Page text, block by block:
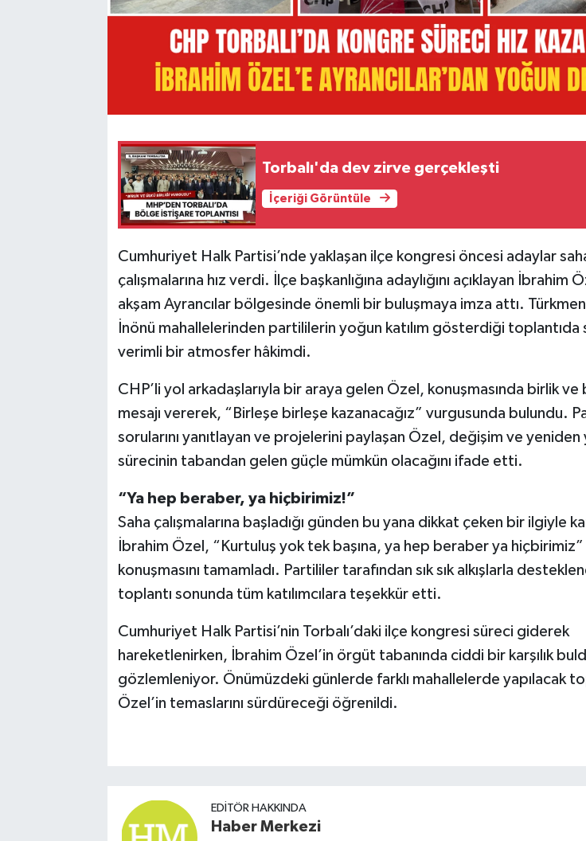
Torbalı'da dev zirve gerçekleşti
İçeriği Görüntüle
Cumhuriyet Halk Partisi’nde yaklaşan ilçe kongresi öncesi adaylar
çalışmalarına hız verdi. İlçe başkanlığına adaylığını açıklayan İbrahim
akşam Ayrancılar bölgesinde önemli bir buluşmaya imza attı.
İnönü mahallelerinden partililerin yoğun katılım gösterdiği toplantıda
verimli bir atmosfer hâkimdi.
CHP’li yol arkadaşlarıyla bir araya gelen Özel, konuşmasında birlik
mesajı vererek, “Birleşe birleşe kazanacağız” vurgusunda bulundu.
sorularını yanıtlayan ve projelerini paylaşan Özel, değişim ve yeniden
sürecinin tabandan gelen güçle mümkün olacağını ifade etti.
“Ya hep beraber, ya hiçbirimiz!”
Saha çalışmalarına başladığı günden bu yana dikkat çeken bir ilgiyle
İbrahim Özel, “Kurtuluş yok tek başına, ya hep beraber ya
konuşmasını tamamladı. Partililer tarafından sık sık alkışlarla
toplantı sonunda tüm katılımcılara teşekkür etti.
Cumhuriyet Halk Partisi’nin Torbalı’daki ilçe kongresi süreci giderek
hareketlenirken, İbrahim Özel’in örgüt tabanında ciddi bir karşılık
gözlemleniyor. Önümüzdeki günlerde farklı mahallelerde yapılacak
Özel’in temaslarını sürdüreceği öğrenildi.
EDITÖR HAKKINDA
Haber Merkezi